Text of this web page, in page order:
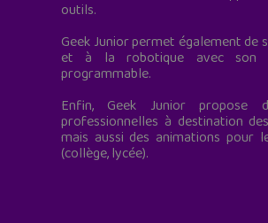
outils.
Geek Junior permet également de
et à la robotique avec son
programmable.
Enfin, Geek Junior propose
professionnelles à destination
mais aussi des animations pour
(collège, lycée).